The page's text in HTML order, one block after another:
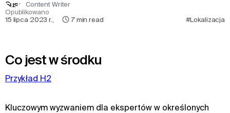
Content Writer
Opublikowano
15 lipca 2023 r., 7 min read #Lokalizacja
Co jest w środku
Przykład H2
Kluczowym wyzwaniem dla ekspertów w określonych